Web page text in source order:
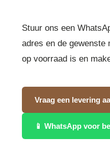
Stuur ons een
adres en de gewenste
op voorraad is en
Vraag een levering
📱 WhatsApp voor